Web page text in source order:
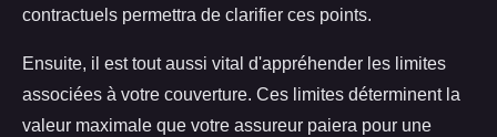
contractuels permettra de clarifier ces points.
Ensuite, il est tout aussi vital d'appréhender les limites
associées à votre couverture. Ces limites déterminent la
valeur maximale que votre assureur paiera pour une